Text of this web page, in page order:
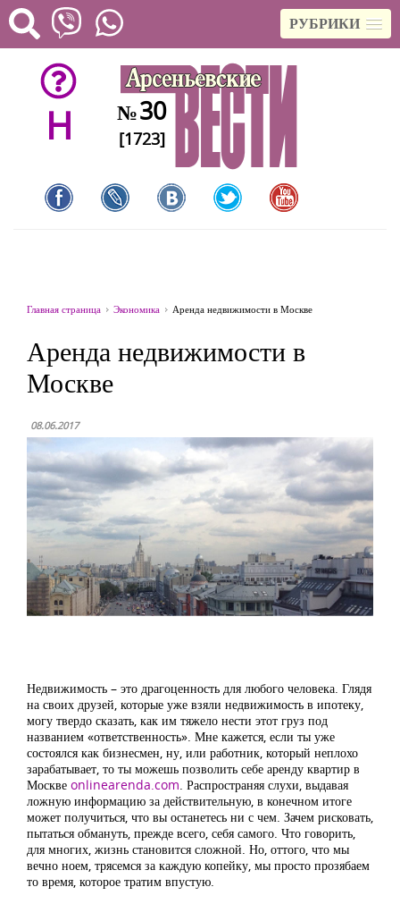
РУБРИКИ
H №30
[1723]
Главная страница Экономика Аренда недвижимости в Москве
Аренда недвижимости в
Москве
08.06.2017
Недвижимость – это драгоценность для любого человека. Глядя
на своих друзей, которые уже взяли недвижимость в ипотеку,
могу твердо сказать, как им тяжело нести этот груз под
названием «ответственность». Мне кажется, если ты уже
состоялся как бизнесмен, ну, или работник, который неплохо
зарабатывает, то ты можешь позволить себе аренду квартир в
Москве onlinearenda.com. Распространяя слухи, выдавая
ложную информацию за действительную, в конечном итоге
может получиться, что вы останетесь ни с чем. Зачем рисковать,
пытаться обмануть, прежде всего, себя самого. Что говорить,
для многих, жизнь становится сложной. Но, оттого, что мы
вечно ноем, трясемся за каждую копейку, мы просто прозябаем
то время, которое тратим впустую.